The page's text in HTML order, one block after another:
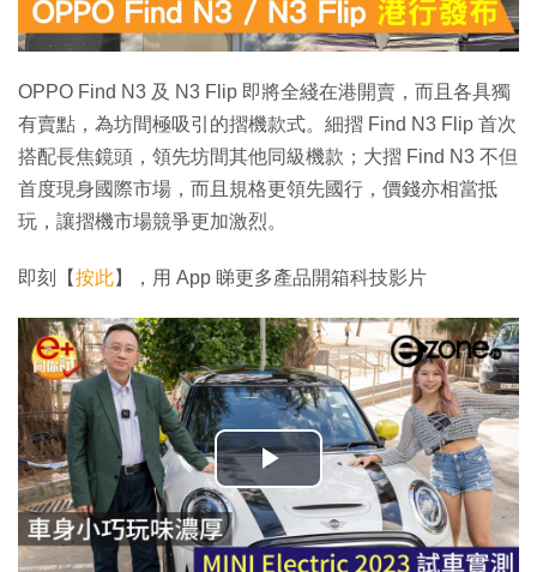
OPPO Find N3 及 N3 Flip 即將全綫在港開賣，而且各具獨
有賣點，為坊間極吸引的摺機款式。細摺 Find N3 Flip 首次
搭配長焦鏡頭，領先坊間其他同級機款；大摺 Find N3 不但
首度現身國際市場，而且規格更領先國行，價錢亦相當抵
玩，讓摺機市場競爭更加激烈。
即刻【按此】，用 App 睇更多產品開箱科技影片
播
放